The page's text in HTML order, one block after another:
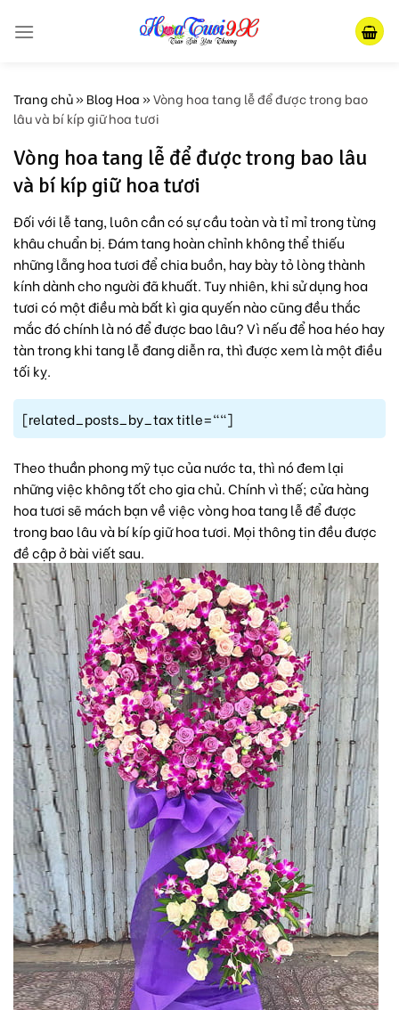
Trang chủ»Blog Hoa»Vòng hoa tang lễ để được trong bao
lâu và bí kíp giữ hoa tươi
Vòng hoa tang lễ để được trong bao lâu
và bí kíp giữ hoa tươi
Đối với lễ tang, luôn cần có sự cầu toàn và tỉ mỉ trong từng
khâu chuẩn bị. Đám tang hoàn chỉnh không thể thiếu
những lẵng hoa tươi để chia buồn, hay bày tỏ lòng thành
kính dành cho người đã khuất. Tuy nhiên, khi sử dụng hoa
tươi có một điều mà bất kì gia quyến nào cũng đều thắc
mắc đó chính là nó để được bao lâu? Vì nếu để hoa héo hay
tàn trong khi tang lễ đang diễn ra, thì được xem là một điều
tối kỵ.
[related_posts_by_tax title=""]
Theo thuần phong mỹ tục của nước ta, thì nó đem lại
những việc không tốt cho gia chủ. Chính vì thế; cửa hàng
hoa tươi sẽ mách bạn về việc vòng hoa tang lễ để được
trong bao lâu và bí kíp giữ hoa tươi. Mọi thông tin đều được
đề cập ở bài viết sau.